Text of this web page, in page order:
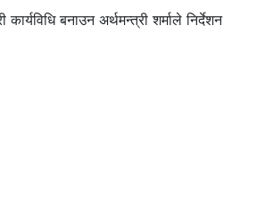
बनाउन अर्थमन्त्री शर्माले निर्देशन